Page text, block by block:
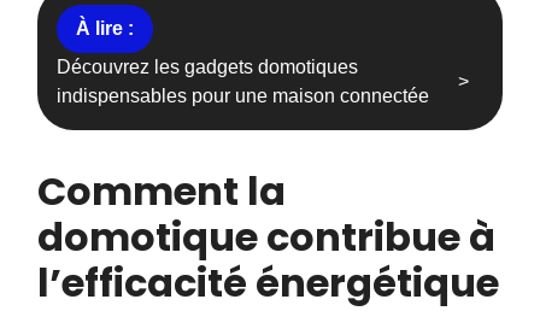
Découvrez les gadgets domotiques
indispensables pour une maison connectée
Comment la
domotique contribue à
l’efficacité énergétique